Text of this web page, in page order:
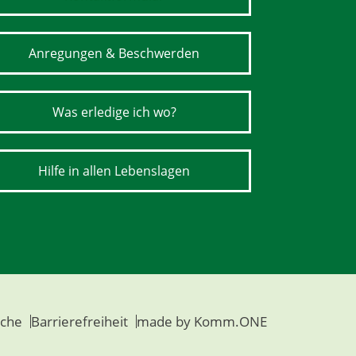
Anregungen & Beschwerden
Was erledige ich wo?
Hilfe in allen Lebenslagen
Barrierefreiheit made by Komm.ONE